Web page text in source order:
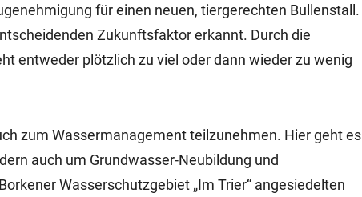
für einen neuen, tiergerechten Bullenstall.
Zukunftsfaktor erkannt. Durch die
entweder plötzlich zu viel oder dann wieder zu wenig
zum Wassermanagement teilzunehmen. Hier geht es
auch um Grundwasser-Neubildung und
Wasserschutzgebiet „Im Trier“ angesiedelten